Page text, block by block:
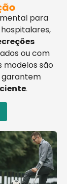
para
ou com
modelos são
garantem
.